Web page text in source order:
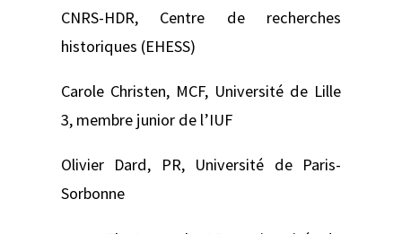
CNRS-HDR, Centre de recherches
historiques (EHESS)
Carole Christen, MCF, Université de Lille
3, membre junior de l’IUF
Olivier Dard, PR, Université de Paris-
Sorbonne